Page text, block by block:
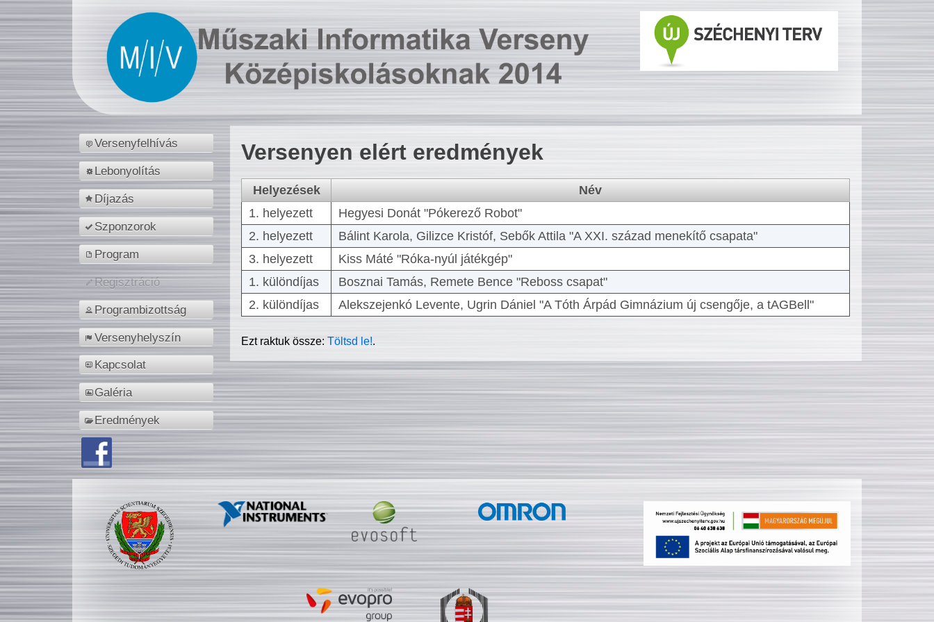
Versenyfelhívás
Lebonyolítás
Díjazás
Szponzorok
Program
Regisztráció
Programbizottság
Versenyhelyszín
Kapcsolat
Galéria
Eredmények
Versenyen elért eredmények
Helyezések
Név
1. helyezett
Hegyesi Donát "Pókerező Robot"
2. helyezett
Bálint Karola, Gilizce Kristóf, Sebők Attila "A XXI. század menekítő csapata"
3. helyezett
Kiss Máté "Róka-nyúl játékgép"
1. különdíjas
Bosznai Tamás, Remete Bence "Reboss csapat"
2. különdíjas
Alekszejenkó Levente, Ugrin Dániel "A Tóth Árpád Gimnázium új csengője, a tAGBell"
Ezt raktuk össze:Töltsd le!.